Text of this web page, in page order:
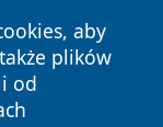
aby
plików
od
prawa